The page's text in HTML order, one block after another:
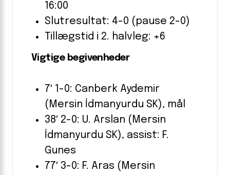
16:00
Slutresultat: 4-0 (pause 2-0)
Tillægstid i 2. halvleg: +6
Vigtige begivenheder
7′ 1-0: Canberk Aydemir
(Mersin İdmanyurdu SK), mål
38′ 2-0: U. Arslan (Mersin
İdmanyurdu SK), assist: F.
Gunes
77′ 3-0: F. Aras (Mersin